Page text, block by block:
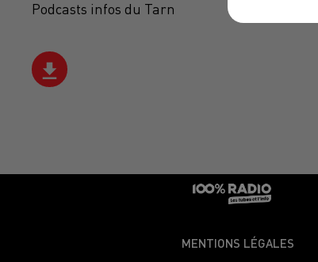
Podcasts infos du Tarn
MENTIONS LÉGALES